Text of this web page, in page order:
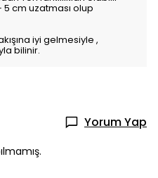
5 cm uzatması olup
iyi gelmesiyle ,
bilinir.
Yorum Yap